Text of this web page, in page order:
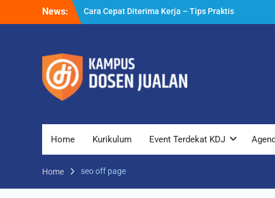
News:
Cara Cepat Diterima Kerja – Tips Praktis
yang Bisa Anda Terapkan
Cara Dapat Pekerjaan – Langkah Praktis
untuk Memperbesar Peluang Kerja
Home Kurikulum Event Terdekat KDJ
Home seo off page